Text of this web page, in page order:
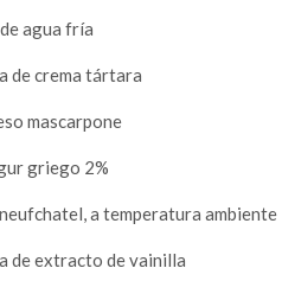
agua fría
de crema tártara
mascarpone
griego 2%
a temperatura ambiente
de extracto de vainilla